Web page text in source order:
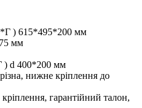
) 615*495*200 мм
мм
) d 400*200 мм
нижне кріплення до
гарантійний талон,